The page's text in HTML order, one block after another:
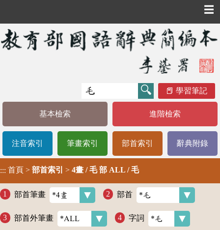
☰
學習筆記
基本檢索 進階檢索
注音索引 筆畫索引 部首索引 辭典附錄
::: 首頁 > 部首索引 > 4畫 / 毛 部 ALL / 毛
部首筆畫 部首
部首外筆畫 字詞